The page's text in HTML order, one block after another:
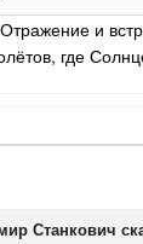
и
где
Станкович